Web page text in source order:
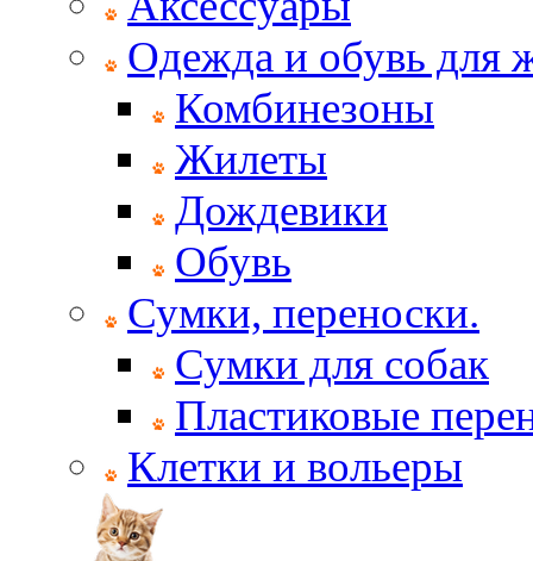
Одежда и обувь для
Комбинезоны
Жилеты
Дождевики
Обувь
Сумки, переноски.
Сумки для собак
Пластиковые
Клетки и вольеры